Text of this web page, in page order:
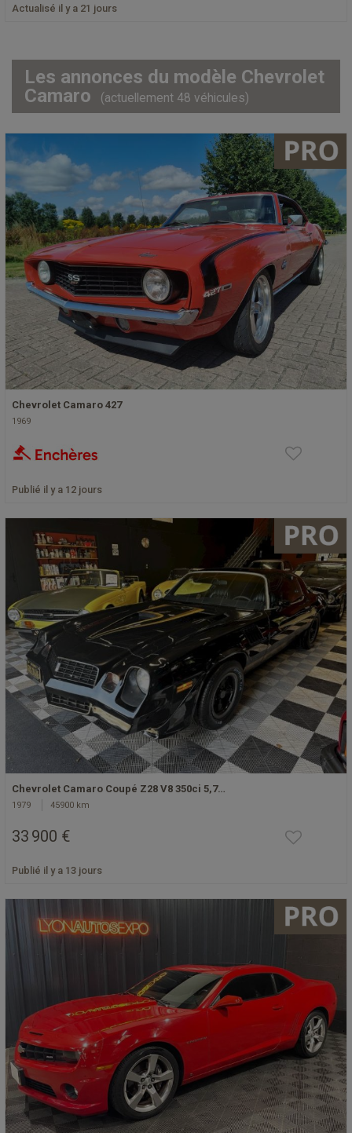
Actualisé il y a 21 jours
Les annonces du modèle Chevrolet
Camaro
(actuellement 48 véhicules)
Chevrolet Camaro 427
1969
Publié il y a 12 jours
Chevrolet Camaro Coupé Z28 V8 350ci 5,7…
1979 45900 km
33 900 €
Publié il y a 13 jours